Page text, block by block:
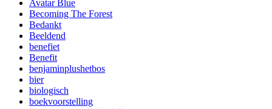
Avatar Blue
Becoming The Forest
Bedankt
Beeldend
benefiet
Benefit
benjaminplushetbos
bier
biologisch
boekvoorstelling